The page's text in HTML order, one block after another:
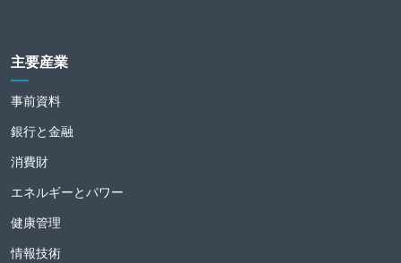
主要産業
事前資料
銀行と金融
消費財
エネルギーとパワー
健康管理
情報技術